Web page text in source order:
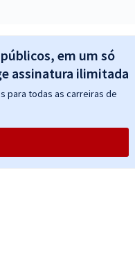
em um só
para todas as carreiras de